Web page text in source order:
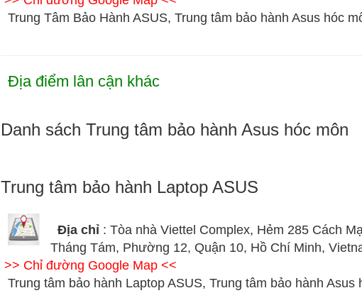
Trung Tâm Bảo Hành ASUS, Trung tâm bảo hành Asus hóc
Địa điểm lân cận khác
Danh sách Trung tâm bảo hành Asus hóc môn
Trung tâm bảo hành Laptop ASUS
Địa chỉ : Tòa nhà Viettel Complex, Hẻm 285 Cách
Tháng Tám, Phường 12, Quận 10, Hồ Chí Minh,
>> Chỉ đường Google Map <<
Trung tâm bảo hành Laptop ASUS, Trung tâm bảo hành Asus